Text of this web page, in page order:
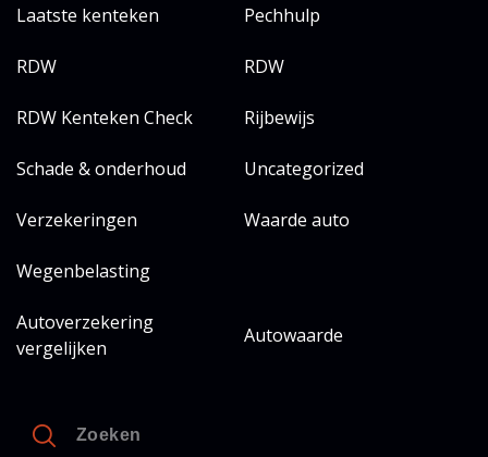
Laatste kenteken Pechhulp
RDW RDW
RDW Kenteken Check Rijbewijs
Schade & onderhoud Uncategorized
Verzekeringen Waarde auto
Wegenbelasting
Autoverzekering
vergelijken
Autowaarde